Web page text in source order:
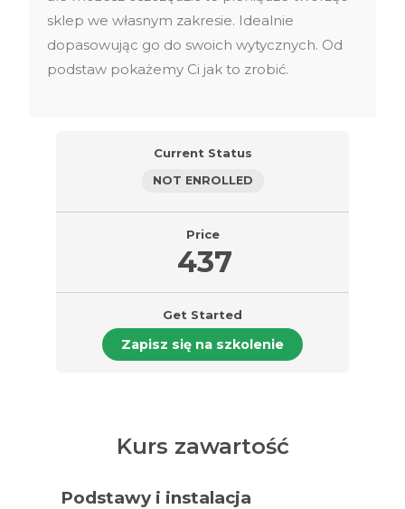
sklep we własnym zakresie. Idealnie
dopasowując go do swoich wytycznych. Od
podstaw pokażemy Ci jak to zrobić.
Current Status
NOT ENROLLED
Price
437
Get Started
Zapisz się na szkolenie
Kurs zawartość
Podstawy i instalacja